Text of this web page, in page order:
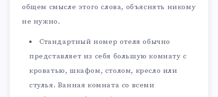
общем смысле этого слова, объяснять никому
не нужно.
Стандартный номер отеля обычно
представляет из себя большую комнату с
кроватью, шкафом, столом, кресло или
стулья. Ванная комната со всеми